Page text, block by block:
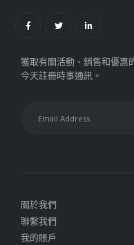
獲取有關活動、銷售和優惠
今天註冊時事通訊。
關於我們
聯繫我們
我的賬戶